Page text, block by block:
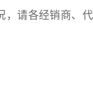
请各经销商、